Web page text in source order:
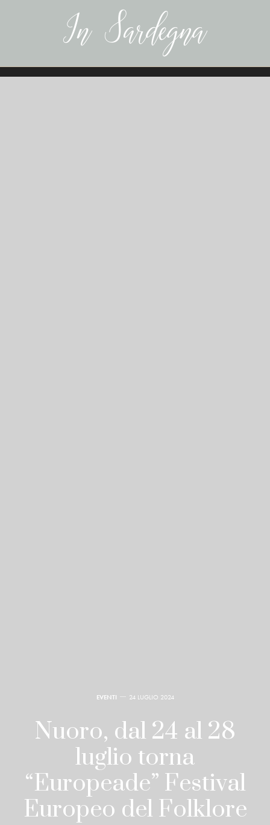
EVENTI 24 LUGLIO 2024
Nuoro, dal 24 al 28
luglio torna
“Europeade” Festival
Europeo del Folklore